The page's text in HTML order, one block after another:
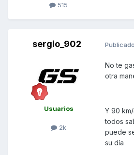
515
sergio_902
Usuarios
2k
Publicado
No te
otra
Y 90
todos
puede
su día